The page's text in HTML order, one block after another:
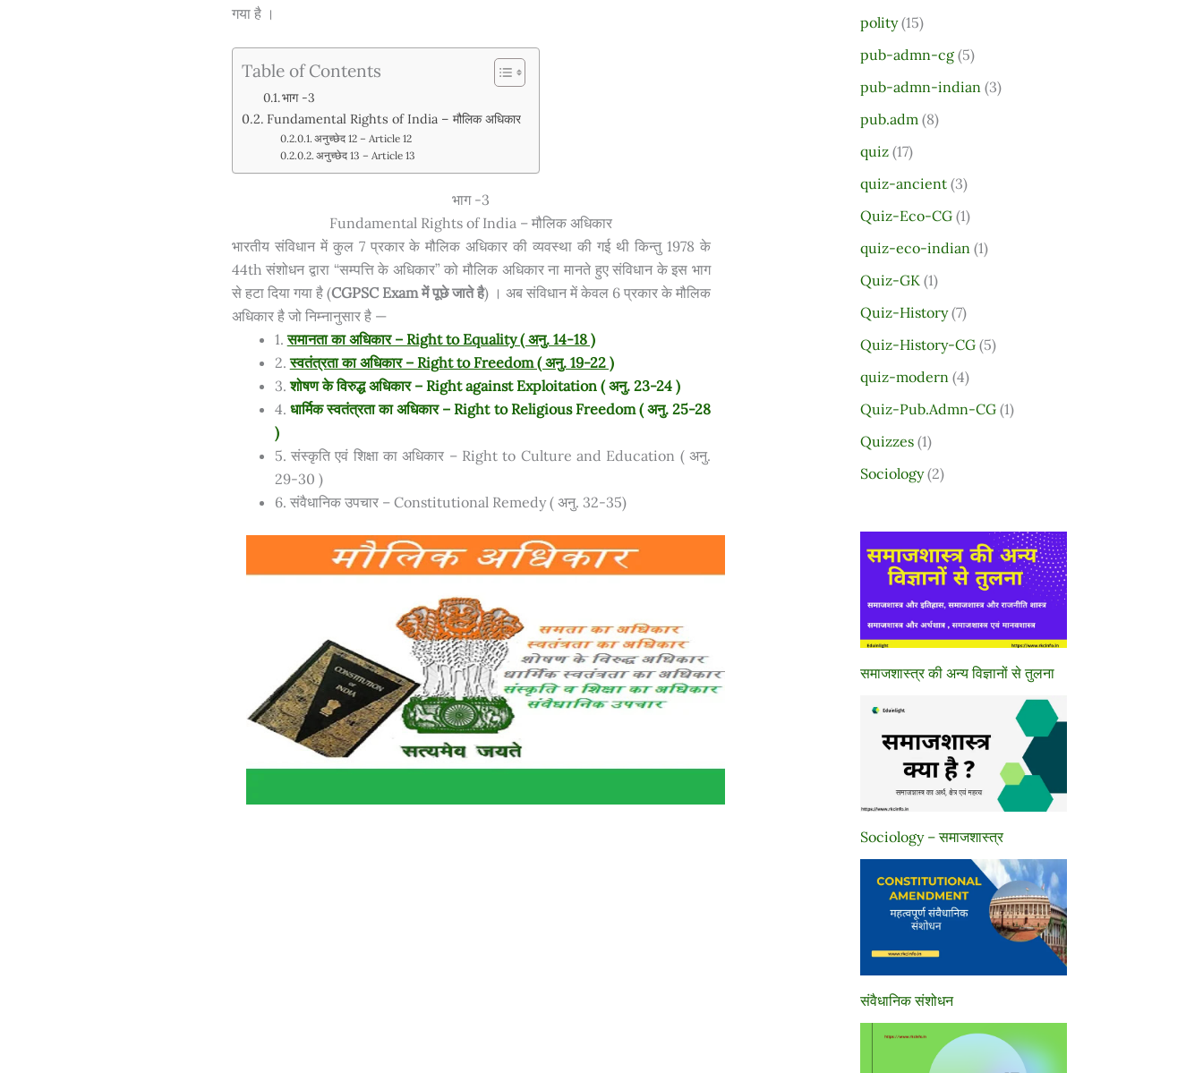
गया है ।
Table of Contents
भाग -3
Fundamental Rights of India – मौलिक अधिकार
अनुच्छेद 12 – Article 12
अनुच्छेद 13 – Article 13
भाग -3
Fundamental Rights of India – मौलिक अधिकार
भारतीय संविधान में कुल 7 प्रकार के मौलिक अधिकार की व्यवस्था की गई थी किन्तु 1978 के
44th संशोधन द्वारा “सम्पत्ति के अधिकार” को मौलिक अधिकार ना मानते हुए संविधान के इस भाग
से हटा दिया गया है (CGPSC Exam में पूछे जाते है) । अब संविधान में केवल 6 प्रकार के मौलिक
अधिकार है जो निम्नानुसार है —
1.समानता का अधिकार – Right to Equality ( अनु. 14-18 )
2.स्वतंत्रता का अधिकार – Right to Freedom ( अनु. 19-22 )
3. शोषण के विरुद्ध अधिकार – Right against Exploitation ( अनु. 23-24 )
4. धार्मिक स्वतंत्रता का अधिकार – Right to Religious Freedom ( अनु. 25-28
)
5. संस्कृति एवं शिक्षा का अधिकार – Right to Culture and Education ( अनु.
29-30 )
6. संवैधानिक उपचार – Constitutional Remedy ( अनु. 32-35)
polity(15)
pub-admn-cg(5)
pub-admn-indian (3)
pub.adm (8)
quiz(17)
quiz-ancient(3)
Quiz-Eco-CG(1)
quiz-eco-indian (1)
Quiz-GK (1)
Quiz-History(7)
Quiz-History-CG(5)
quiz-modern (4)
Quiz-Pub.Admn-CG(1)
Quizzes(1)
Sociology(2)
समाजशास्त्र की अन्य विज्ञानों से तुलना
Sociology – समाजशास्त्र
संवैधानिक संशोधन